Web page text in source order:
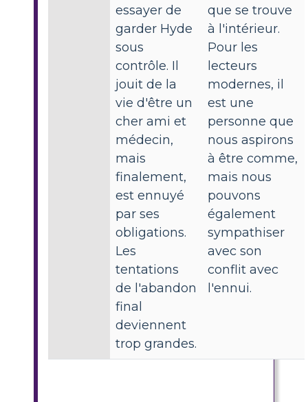
essayer de
garder Hyde
sous
contrôle. Il
jouit de la
vie d'être un
cher ami et
médecin,
mais
finalement,
est ennuyé
par ses
obligations.
Les
tentations
de l'abandon
final
deviennent
trop grandes.
que se trouve
à l'intérieur.
Pour les
lecteurs
modernes, il
est une
personne que
nous aspirons
à être comme,
mais nous
pouvons
également
sympathiser
avec son
conflit avec
l'ennui.